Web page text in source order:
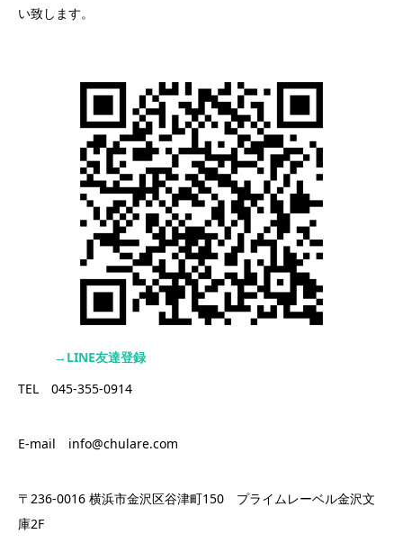
い致します。
→LINE友達登録
TEL 045-355-0914
E-mail info@chulare.com
〒236-0016 横浜市金沢区谷津町150 プライムレーベル金沢文
庫2F